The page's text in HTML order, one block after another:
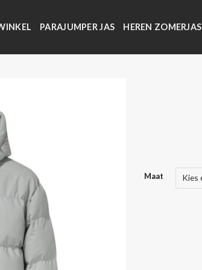
PARAJUMPER JAS HEREN ZOMERJAS
Maat